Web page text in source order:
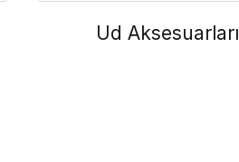
Ud Aksesuarları